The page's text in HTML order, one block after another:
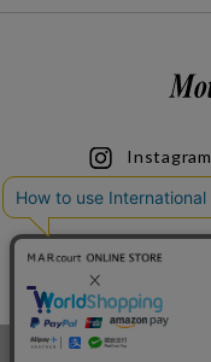
Instagram
iOS